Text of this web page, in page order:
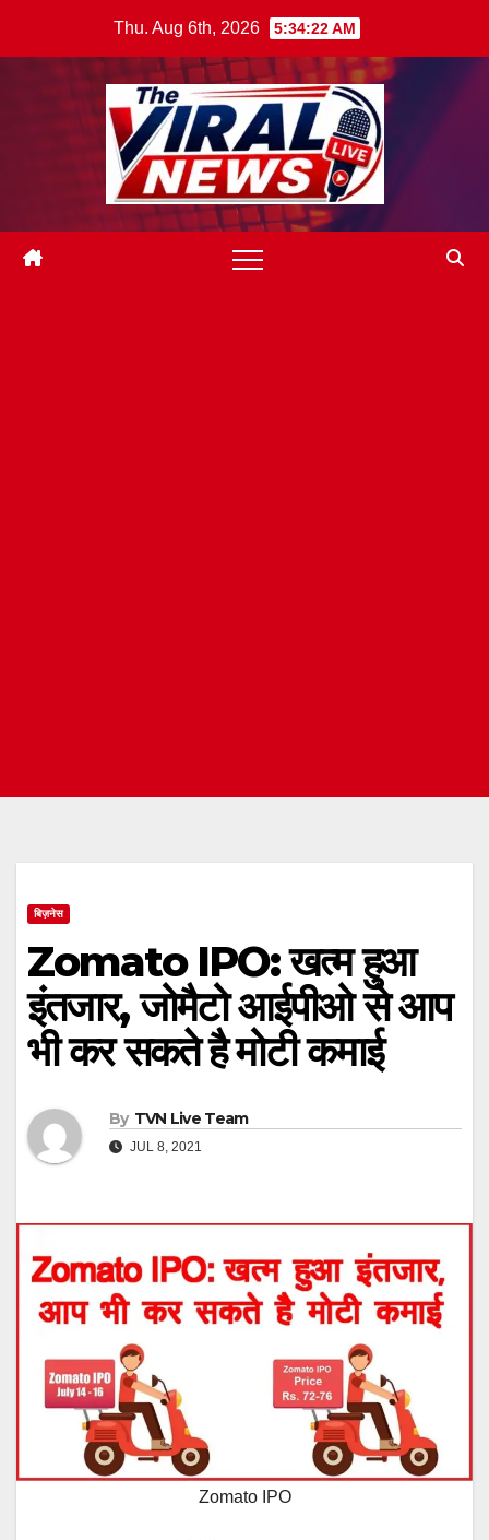
Thu. Aug 6th, 2026 5:34:23 AM
बिज़नेस
Zomato IPO: खत्म हुआ
इंतजार, जोमैटो आईपीओ से आप
भी कर सकते है मोटी कमाई
By TVN Live Team
JUL 8, 2021
Zomato IPO